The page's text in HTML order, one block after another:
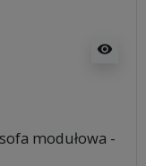
visibility
modułowa -